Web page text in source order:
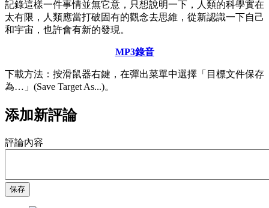
記錄這樣一件事情並無它意，只想說明一下，人類的科學實在
太有限，人類應當打破固有的觀念去思維，從新認識一下自己
和宇宙，也許會有新的發現。
MP3錄音
下載方法：按滑鼠器右鍵，在彈出菜單中選擇「目標文件保存
為…」(Save Target As...)。
添加新評論
評論內容
保存